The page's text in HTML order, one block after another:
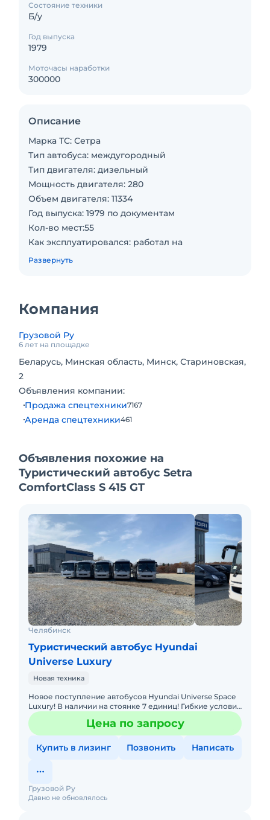
Состояние техники
Б/у
Год выпуска
1979
Моточасы наработки
300000
Описание
Марка ТС: Сетра
Тип автобуса: междугородный
Тип двигателя: дизельный
Мощность двигателя: 280
Объем двигателя: 11334
Год выпуска: 1979 по документам
Кол-во мест:55
Как эксплуатировался: работал на
междугороднем маршруте
Развернуть
Компания
Грузовой Ру
6 лет на площадке
Беларусь, Минская область, Минск, Стариновская,
2
Объявления компании:
Продажа спецтехники7167
Аренда спецтехники461
Объявления похожие на
Туристический автобус Setra
ComfortClass S 415 GT
Челябинск
Туристический автобус Hyundai
Universe Luxury
Новая техника
Новое поступление автобусов Hyundai Universe Space
Luxury! В наличии на стоянке 7 единиц! Гибкие условия
финансирования, лизинг с минимальным
удорожанием, с миЦена по запросу
Купить в лизинг Позвонить Написать
Давно не обновлялось
Грузовой Ру